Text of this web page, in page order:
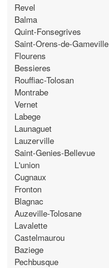
Revel
Balma
Quint-Fonsegrives
Saint-Orens-de-Gameville
Flourens
Bessieres
Rouffiac-Tolosan
Montrabe
Vernet
Labege
Launaguet
Lauzerville
Saint-Genies-Bellevue
L'union
Cugnaux
Fronton
Blagnac
Auzeville-Tolosane
Lavalette
Castelmaurou
Baziege
Pechbusque